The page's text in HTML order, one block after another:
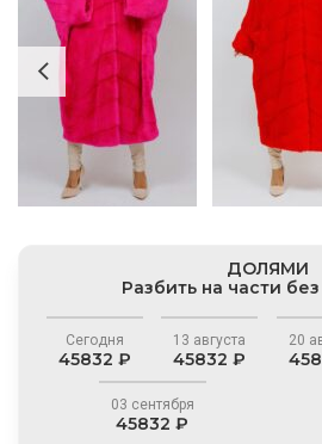
ДОЛЯМИ
Разбить на части
Сегодня
45832 ₽
13 августа
45832 ₽
20
03 сентября
45832 ₽